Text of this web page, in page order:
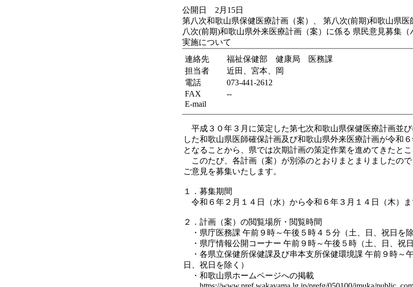
公開日 2月15日
第八次和歌山県保健医療計画（案）、 第八次(前期)和歌山県
八次(前期)和歌山県外来医療計画（案）に係る 県民意見募集
実施について
連絡先
福祉保健部 健康局 医務課
担当者
近田、宮本、岡
電話
073-441-2612
FAX
--
E-mail
平成３０年３月に策定した第七次和歌山県保健医療計画並
した和歌山県医師確保計画及び和歌山県外来医療計画が令和
となることから、県では次期計画の策定作業を進めてきたとこ
このたび、各計画（案）が別添のとおりまとまりましたの
ご意見を募集いたします。
１．募集期間
令和６年２月１４日（水）から令和６年３月１４日（木）ま
２．計画（案）の閲覧場所・閲覧時間
・県庁医務課 午前９時～午後５時４５分（土、日、祝日を除
・県庁情報公開コーナー 午前９時～午後５時（土、日、祝日
・各県立保健所保健課及び串本支所保健環境課 午前９時～午
日、祝日を除く）
・和歌山県ホームページへの掲載